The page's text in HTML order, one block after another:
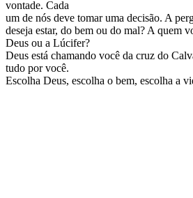
vontade. Cada
um de nós deve tomar uma decisão. A
deseja estar, do bem ou do mal? A quem
Deus ou a Lúcifer?
Deus está chamando você da cruz do
tudo por você.
Escolha Deus, escolha o bem, escolha a